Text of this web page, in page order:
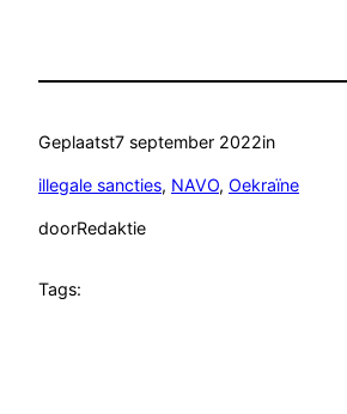
Geplaatst7 september 2022in
illegale sancties, NAVO, Oekraïne
doorRedaktie
Tags: